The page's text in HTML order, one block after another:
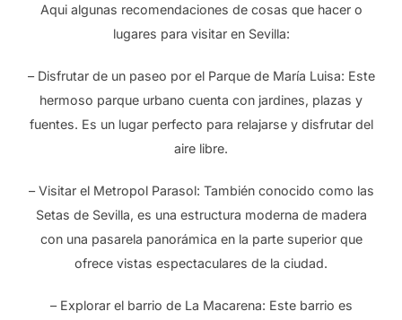
Aqui algunas recomendaciones de cosas que hacer o
lugares para visitar en Sevilla:
– Disfrutar de un paseo por el Parque de María Luisa: Este
hermoso parque urbano cuenta con jardines, plazas y
fuentes. Es un lugar perfecto para relajarse y disfrutar del
aire libre.
– Visitar el Metropol Parasol: También conocido como las
Setas de Sevilla, es una estructura moderna de madera
con una pasarela panorámica en la parte superior que
ofrece vistas espectaculares de la ciudad.
– Explorar el barrio de La Macarena: Este barrio es